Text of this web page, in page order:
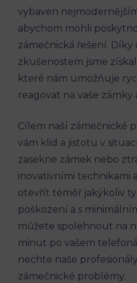
vybaven
abychom mohli
zámečnická řešení.
zkušenostem jsme
které nám umožňuje
reagovat na vaše zámky
Cílem naší zámečnické
vám klid a jistotu v
zasekne zámek nebo
inovativními technikami
otevřít téměř jakýkoliv
poškození a s
můžete spolehnout na
minut po vašem
nechte naše
zámečnické problémy.